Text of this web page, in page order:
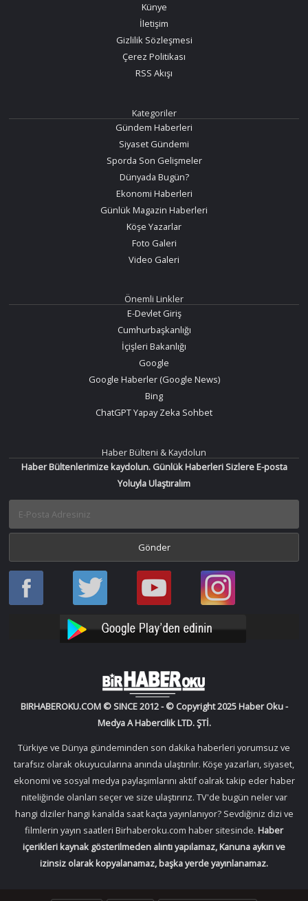
Künye
İletişim
Gizlilik Sözleşmesi
Çerez Politikası
RSS Akışı
Kategoriler
Gündem Haberleri
Siyaset Gündemi
Sporda Son Gelişmeler
Dünyada Bugün?
Ekonomi Haberleri
Günlük Magazin Haberleri
Köşe Yazarlar
Foto Galeri
Video Galeri
Önemli Linkler
E-Devlet Giriş
Cumhurbaşkanlığı
İçişleri Bakanlığı
Google
Google Haberler (Google News)
Bing
ChatGPT Yapay Zeka Sohbet
Haber Bülteni & Kaydolun
Haber Bültenlerimize kaydolun. Günlük Haberleri Sizlere E-posta
Yoluyla Ulaştıralım
Haber
Oku
Haber
Oku
Bir
Haber
YouTube
Bir
Haber
Instagram
BIRHABEROKU.COM © SINCE 2012 - © Copyright 2025 Haber Oku -
Medya A Habercilik LTD. ŞTİ.
Türkiye ve Dünya gündeminden son dakika haberleri yorumsuz ve
tarafsız olarak okuyucularına anında ulaştırılır. Köşe yazarları, siyaset,
ekonomi ve sosyal medya paylaşımlarını aktif oalrak takip eder haber
niteliğinde olanları seçer ve size ulaştırırız. TV'de bugün neler var
hangi diziler hangi kanalda saat kaçta yayınlanıyor? Sevdiğiniz dizi ve
filmlerin yayın saatleri Birhaberoku.com haber sitesinde. Haber
içerikleri kaynak gösterilmeden alıntı yapılamaz, Kanuna aykırı ve
izinsiz olarak kopyalanamaz, başka yerde yayınlanamaz.